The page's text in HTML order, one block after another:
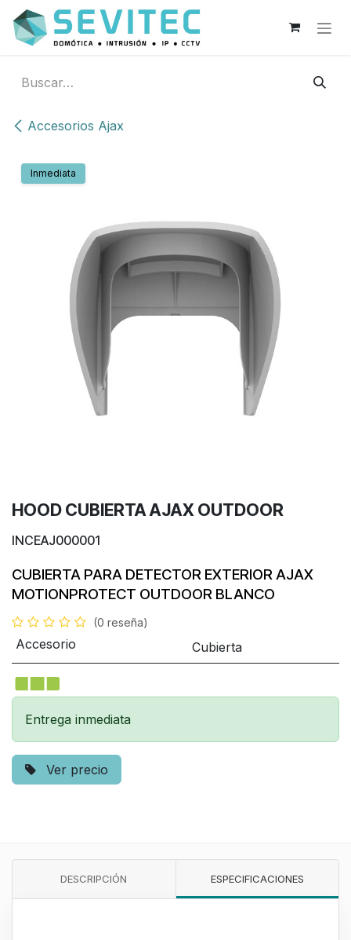
Ir al contenido
Accesorios Ajax
Inmediata
HOOD CUBIERTA AJAX OUTDOOR
INCEAJ000001
CUBIERTA PARA DETECTOR EXTERIORAJAX
MOTIONPROTECT OUTDOOR BLANCO
(0 reseña)
Accesorio Cubierta
Entrega inmediata
Ver precio
DESCRIPCIÓN ESPECIFICACIONES